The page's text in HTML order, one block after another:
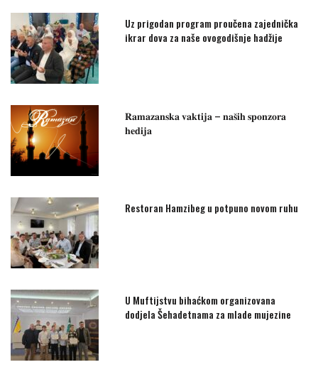
Uz prigodan program proučena zajednička
ikrar dova za naše ovogodišnje hadžije
𝐑𝐚𝐦𝐚𝐳𝐚𝐧𝐬𝐤𝐚 𝐯𝐚𝐤𝐭𝐢𝐣𝐚 – 𝐧𝐚𝐬̌𝐢𝐡 𝐬𝐩𝐨𝐧𝐳𝐨𝐫𝐚
𝐡𝐞𝐝𝐢𝐣𝐚
Restoran Hamzibeg u potpuno novom ruhu
U Muftijstvu bihaćkom organizovana
dodjela Šehadetnama za mlade mujezine